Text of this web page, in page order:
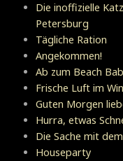
Die inoffizielle
Petersburg
Tägliche Ration
Angekommen!
Ab zum Beach
Frische Luft im
Guten Morgen
Hurra, etwas
Die Sache mit
Houseparty